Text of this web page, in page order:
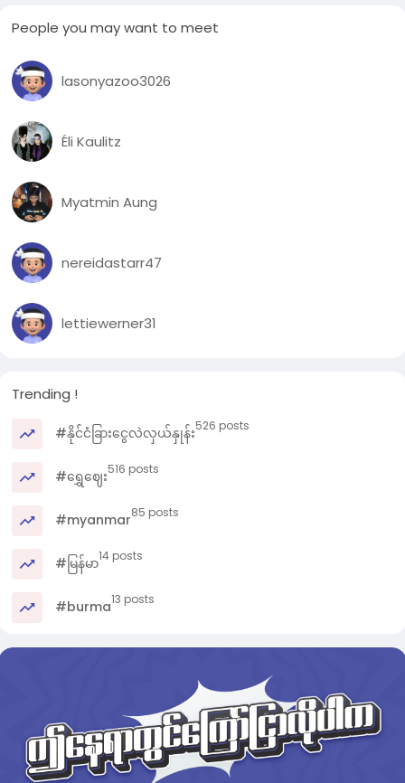
ာ ဘရာဇီး၊ အမေရိကန်၊ တောင်အာဖရိက၊ သြစတြေးလျ၊ စပိန်
စရှိတဲ့ နိုင်ငံ(၅)နိုင်ငံမှ အခြားဆုရသူ (၅)ဦးနဲ့အတူ ၂၀၂၄ ခုနှစ်
တွက် Goldman Environmental ဆု ဆွတ်ခူးခဲ့တာ ဖြစ်ပါ
ယ်။ Goldman Environmental ဆုဟာ ဂုဏ်သတင်းကြီးမားလှ
ဆုတစ်ခုဖြစ်ပြီး စိမ်းလန်းရေးနိုဘယ်ဆုလို့လည်း တင်စားကြပါ
ယ်။
Saved One of the Largest Forests in India from
Mining–and Was Honored With 2024 Goldman Prize
People you may want to meet
lasonyazoo3026
Éli Kaulitz
Myatmin Aung
nereidastarr47
lettiewerner31
Trending !
#နိုင်ငံခြားငွေလဲလှယ်နှုန်း526 posts
#ရွှေဈေး516 posts
#myanmar85 posts
#မြန်မာ14 posts
#burma13 posts